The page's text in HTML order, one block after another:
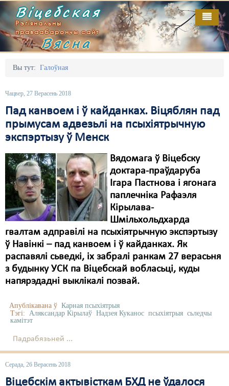
Віцебская
Рэгіянальны
праваабарончы сайт
Вясна
Вы тут: Галоўная
Чацвер, 27 Верасень 2018
Пад канвоем і ў кайданках. Віцяблян пад
прымусам адвезьлі на псыхіятрычную
экспэртызу ў Менск
Вядомага ў Віцебску
доктара-праўдаруба
Ігара Пастнова і ягонага
паплечніка Рафаэля
Кірылава-
Шмільхольдхарда
гвалтам адправілі на псыхіятрычную экспэртызу
ў Навінкі – пад канвоем і ў кайданках. Як
распавялі сьведкі, іх забралі ранкам 27 верасьня
з будынку УСК па Віцебскай вобласьці, куды
напярэдадні выклікалі позвай.
Апублікавана ў Карная псыхіятрыя
Тэгі: Аляксандар Кірылаў Надзея Куканос псыхіятрыя сьледчы
камітэт
Падрабязьней ...
Серада, 26 Верасень 2018
Віцебскім актывісткам БХД не ўдалося
Галоўная
Адміністрацыйны перасьлед
Безбар'ернае асяродзьдзе
Выбары
Дзяржава
Дыскрымінацыя
Затрыманьні
Карная псыхіятрыя
Культурныя правы
Мігранты
Палітвязьні
Выданьні
Кантакт
Пра нас